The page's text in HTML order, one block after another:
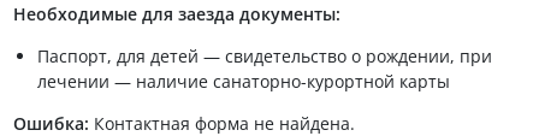
Необходимые для заезда документы:
Паспорт, для детей — свидетельство о рождении, при
лечении — наличие санаторно-курортной карты
Ошибка: Контактная форма не найдена.